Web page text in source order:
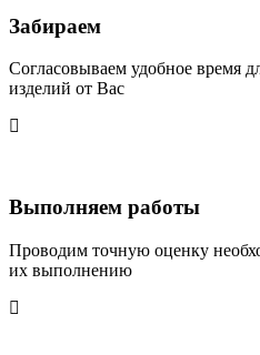
Забираем
Согласовываем удобное время
изделий от Вас
Выполняем работы
Проводим точную оценку
их выполнению